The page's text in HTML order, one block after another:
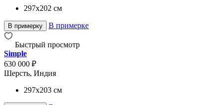
297x202 см
В примерку В примерке
Быстрый просмотр
Simple
630 000 ₽
Шерсть, Индия
297x203 см